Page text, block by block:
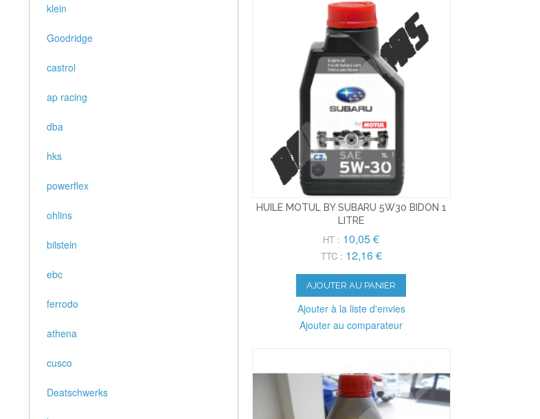
HUILE MOTUL BY SUBARU 5W30 BIDON 1
LITRE
HT : 10,05 €
TTC : 12,16 €
AJOUTER AU PANIER
Ajouter à la liste d'envies
Ajouter au comparateur
klein
Goodridge
castrol
ap racing
dba
hks
powerflex
ohlins
bilstein
ebc
ferrodo
athena
cusco
Deatschwerks